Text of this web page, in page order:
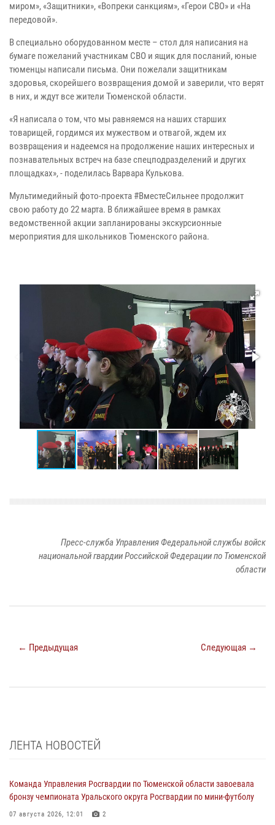
миром», «Защитники», «Вопреки санкциям», «Герои СВО» и «На
передовой».
В специально оборудованном месте – стол для написания на
бумаге пожеланий участникам СВО и ящик для посланий, юные
тюменцы написали письма. Они пожелали защитникам
здоровья, скорейшего возвращения домой и заверили, что верят
в них, и ждут все жители Тюменской области.
«Я написала о том, что мы равняемся на наших старших
товарищей, гордимся их мужеством и отвагой, ждем их
возвращения и надеемся на продолжение наших интересных и
познавательных встреч на базе спецподразделений и других
площадках», - поделилась Варвара Кулькова.
Мультимедийный фото-проекта #ВместеСильнее продолжит
свою работу до 22 марта. В ближайшее время в рамках
ведомственной акции запланированы экскурсионные
мероприятия для школьников Тюменского района.
Пресс-служба Управления Федеральной службы войск
национальной гвардии Российской Федерации по Тюменской
области
← Предыдущая Следующая →
ЛЕНТА НОВОСТЕЙ
Команда Управления Росгвардии по Тюменской области завоевала
бронзу чемпионата Уральского округа Росгвардии по мини-футболу
07 августа 2026, 12:01 2